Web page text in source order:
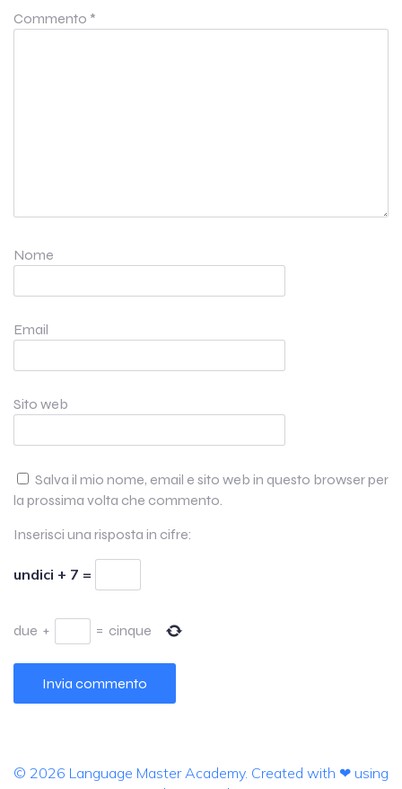
Commento *
Nome
Email
Sito web
Salva il mio nome, email e sito web in questo browser per
la prossima volta che commento.
Inserisci una risposta in cifre:
undici + 7 =
due + = cinque
© 2026 Language Master Academy. Created with ❤ using